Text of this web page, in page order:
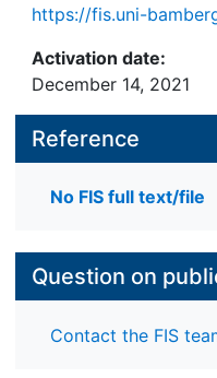
https://fis.uni-
Activation date:
December 14, 2021
Reference
No FIS full text/file
Question on
Contact the FIS